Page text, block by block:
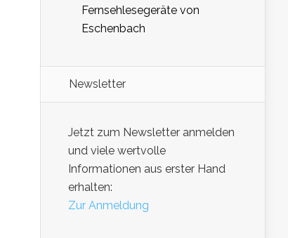
Fernsehlesegeräte von
Eschenbach
Newsletter
Jetzt zum Newsletter anmelden
und viele wertvolle
Informationen aus erster Hand
erhalten:
Zur Anmeldung